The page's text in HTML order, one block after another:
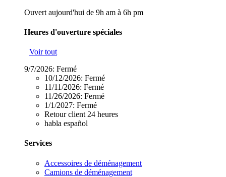
Ouvert aujourd'hui de 9h am à 6h pm
Heures d'ouverture spéciales
Voir tout
9/7/2026: Fermé
10/12/2026: Fermé
11/11/2026: Fermé
11/26/2026: Fermé
1/1/2027: Fermé
Retour client 24 heures
habla español
Services
Accessoires de déménagement
Camions de déménagement